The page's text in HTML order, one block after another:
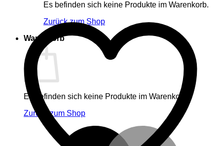
Es befinden sich keine Produkte im Warenkorb.
Zurück zum Shop
Warenkorb
Es befinden sich keine Produkte im Warenkorb.
Zurück zum Shop